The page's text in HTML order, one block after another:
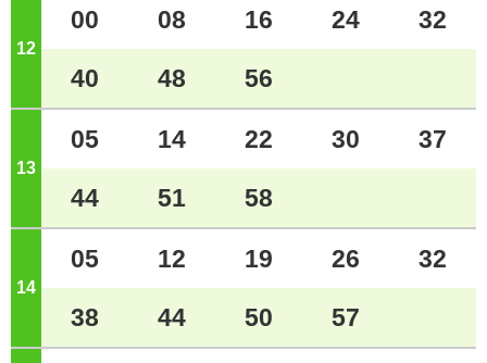
12 ジ
00 08 16 24 32
40 48 56
13 ジ
05 14 22 30 37
44 51 58
14 ジ
05 12 19 26 32
38 44 50 57